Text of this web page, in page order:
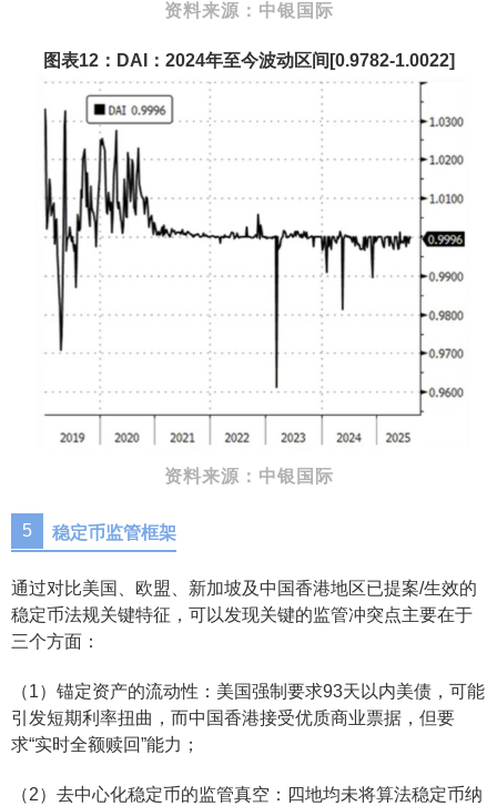
资料来源：中银国际
图表12：DAI：2024年至今波动区间[0.9782-1.0022]
资料来源：中银国际
5 稳定币监管框架
通过对比美国、欧盟、新加坡及中国香港地区已提案/生效的
稳定币法规关键特征，可以发现关键的监管冲突点主要在于
三个方面：
（1）锚定资产的流动性：美国强制要求93天以内美债，可能
引发短期利率扭曲，而中国香港接受优质商业票据，但要
求“实时全额赎回”能力；
（2）去中心化稳定币的监管真空：四地均未将算法稳定币纳